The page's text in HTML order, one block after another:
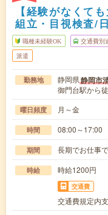
【経験がなくて
組立・目視検査/
職種未経験OK 交通費別
派遣
勤務地 静岡県静岡市
御門台駅から
曜日頻度 月～金
時間 08:00～17:00
期間 長期でお仕事
時給 時給1200円
交通費
交通費規定内